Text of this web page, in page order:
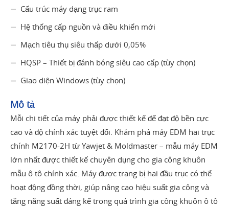
Cấu trúc máy dạng trục ram
Hệ thống cấp nguồn và điều khiển mới
Mạch tiêu thụ siêu thấp dưới 0,05%
HQSP – Thiết bị đánh bóng siêu cao cấp (tùy chọn)
Giao diện Windows (tùy chọn)
Mô tả
Mỗi chi tiết của máy phải được thiết kế để đạt độ bền cực
cao và độ chính xác tuyệt đối. Khám phá máy EDM hai trục
chính M2170-2H từ Yawjet & Moldmaster – mẫu máy EDM
lớn nhất được thiết kế chuyên dụng cho gia công khuôn
mẫu ô tô chính xác. Máy được trang bị hai đầu trục có thể
hoạt động đồng thời, giúp nâng cao hiệu suất gia công và
tăng năng suất đáng kể trong quá trình gia công khuôn ô tô